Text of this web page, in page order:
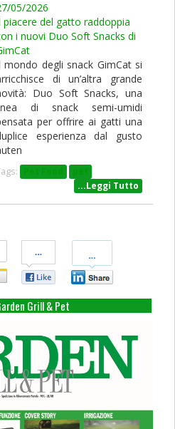
05/2026
piacere del gatto raddoppia
i nuovi Duo Soft Snacks di
mondo degli snack GimCat si
di un’altra grande
Duo Soft Snacks, una
di snack semi-umidi
per offrire ai gatti una
esperienza dal gusto
Pet Food
pet
...Leggi Tutto
Su
Facebook
Su
Linkedin
Grill & Pet